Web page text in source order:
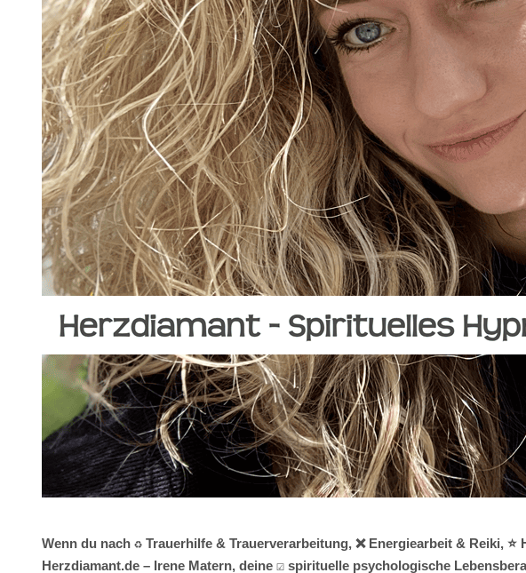
Wenn du nach ♻ Trauerhilfe & Trauerverarbeitung, ❌ Energiearbeit & Reiki,
Herzdiamant.de – Irene Matern, deine ☑️ spirituelle psychologische